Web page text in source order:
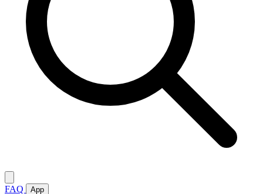
FAQ App